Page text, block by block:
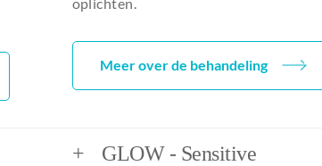
Meer over de behandeling
+ GLOW - Sensitive